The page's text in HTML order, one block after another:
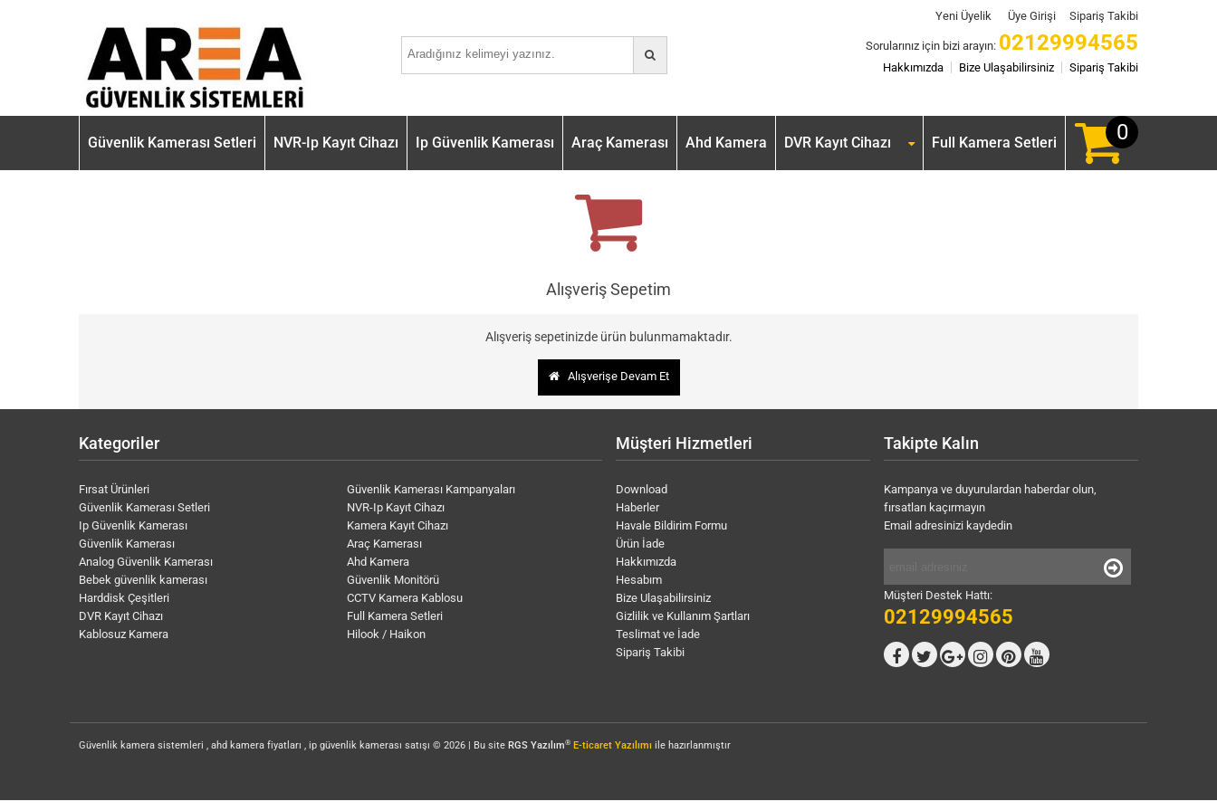
Yeni Üyelik Üye Girişi Sipariş Takibi
Sorularınız için bizi arayın: 02129994565
Hakkımızda Bize Ulaşabilirsiniz Sipariş Takibi
Güvenlik Kamerası Setleri NVR-Ip Kayıt Cihazı Ip Güvenlik Kamerası Araç Kamerası Ahd Kamera DVR Kayıt Cihazı Full Kamera Setleri 0
Alışveriş Sepetim
Alışveriş sepetinizde ürün bulunmamaktadır.
Alışverişe Devam Et
Kategoriler
Fırsat Ürünleri
Güvenlik Kamerası Kampanyaları
Güvenlik Kamerası Setleri
NVR-Ip Kayıt Cihazı
Ip Güvenlik Kamerası
Kamera Kayıt Cihazı
Güvenlik Kamerası
Araç Kamerası
Analog Güvenlik Kamerası
Ahd Kamera
Bebek güvenlik kamerası
Güvenlik Monitörü
Harddisk Çeşitleri
CCTV Kamera Kablosu
DVR Kayıt Cihazı
Full Kamera Setleri
Kablosuz Kamera
Hilook / Haikon
Müşteri Hizmetleri
Download
Haberler
Havale Bildirim Formu
Ürün İade
Hakkımızda
Hesabım
Bize Ulaşabilirsiniz
Gizlilik ve Kullanım Şartları
Teslimat ve İade
Sipariş Takibi
Takipte Kalın
Kampanya ve duyurulardan haberdar olun,
fırsatları kaçırmayın
Email adresinizi kaydedin
Müşteri Destek Hattı:
02129994565
Güvenlik kamera sistemleri , ahd kamera fiyatları , ip güvenlik kamerası satışı © 2026 | Bu site RGS Yazılım® E-ticaret Yazılımı ile hazırlanmıştır